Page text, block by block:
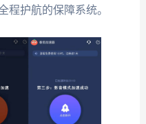
程护航的保障系统。